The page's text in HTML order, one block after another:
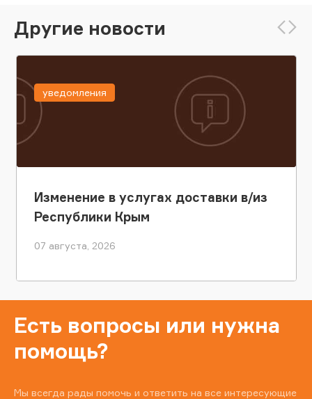
Другие новости
Изменение в услугах доставки в/из
Республики Крым
07 августа, 2026
уведомления
Есть вопросы или нужна
помощь?
Мы всегда рады помочь и ответить на все интересующие